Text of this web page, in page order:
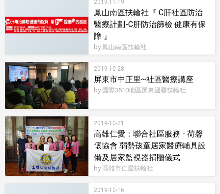
2019-11-19
鳳山南區扶輪社『 C肝社區防治
醫療計劃-C肝防治篩檢 健康有保
障 』
by 鳳山南區扶輪社
2019-10-28
屏東市中正里~社區醫療講座
by 國際3510地區屏東溫馨扶輪社
2019-10-21
高雄仁愛：聯合社區服務 - 荷馨
懷協會 弱勢孩童居家醫療輔具設
備及居家監視器捐贈儀式
by 高雄市仁愛扶輪社
2019-10-16